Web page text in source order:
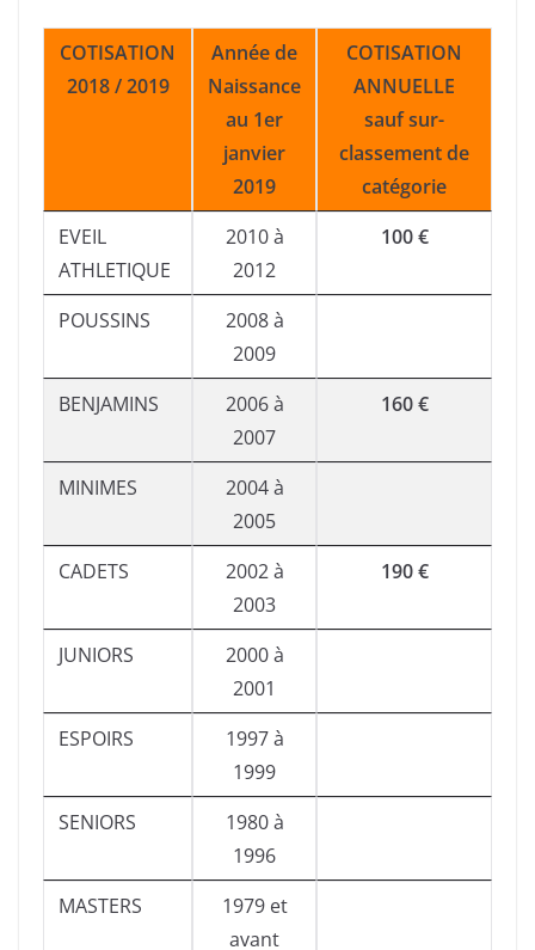
COTISATION
2018 / 2019
Année de
Naissance
au 1er
janvier
2019
COTISATION
ANNUELLE
sauf sur-
classement de
catégorie
EVEIL
ATHLETIQUE
2010 à
2012
100 €
POUSSINS
2008 à
2009
BENJAMINS
2006 à
2007
160 €
MINIMES
2004 à
2005
CADETS
2002 à
2003
190 €
JUNIORS
2000 à
2001
ESPOIRS
1997 à
1999
SENIORS
1980 à
1996
MASTERS
1979 et
avant